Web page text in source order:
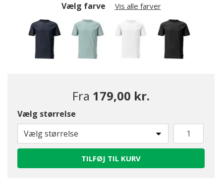
Vælg farve Vis alle farver
Fra 179,00 kr.
Vælg størrelse
Vælg størrelse
TILFØJ TIL KURV